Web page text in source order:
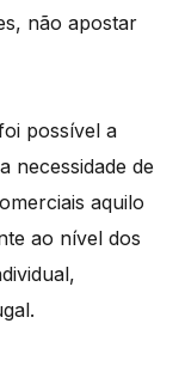
não apostar
possível a
necessidade de
aquilo
ao nível dos